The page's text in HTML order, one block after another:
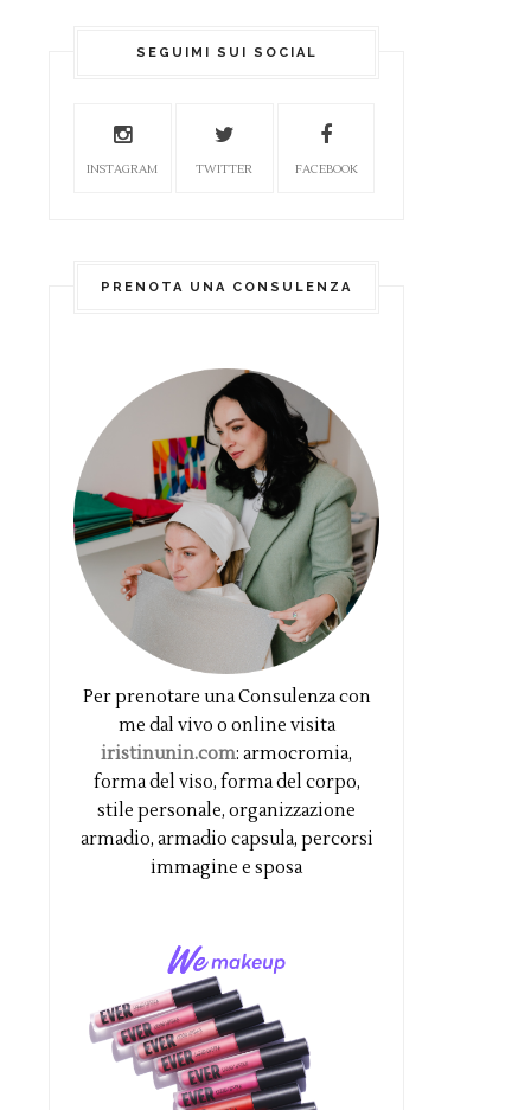
SEGUIMI SUI SOCIAL
INSTAGRAM TWITTER FACEBOOK
PRENOTA UNA CONSULENZA
Per prenotare una Consulenza con
me dal vivo o online visita
iristinunin.com: armocromia,
forma del viso, forma del corpo,
stile personale, organizzazione
armadio, armadio capsula, percorsi
immagine e sposa